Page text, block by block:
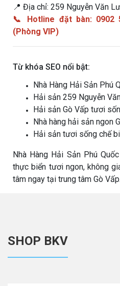
📍 Địa chỉ: 259 Nguyễn Văn
📞 Hotline đặt bàn: 0902
(Phòng VIP)
Từ khóa SEO nổi bật:
Nhà Hàng Hải Sản Phú
Hải sản 259 Nguyễn
Hải sản Gò Vấp tươi
Nhà hàng hải sản ngon
Hải sản tươi sống chế
Nhà Hàng Hải Sản Phú
thực biển tươi ngon, không
tâm ngay tại trung tâm Gò Vấp.
SHOP BKV